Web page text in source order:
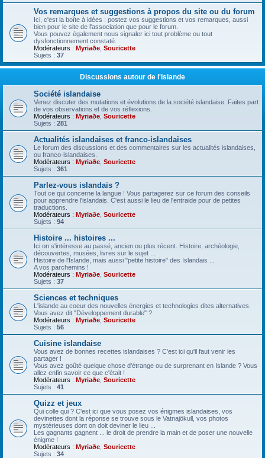
Vos remarques et suggestions à propos du site ou du forum
Ici, c'est la boîte à idées : postez vos suggestions et vos remarques, aussi
bien pour le site de l'association que pour le forum.
Vous pouvez également nous signaler ici tout problème ou tout
dysfonctionnement constaté.
Modérateurs : Myriaðe Souricette
Sujets : 37
Discussions autour de l'Islande
Société islandaise
Venez discuter des mutations et évolutions de la société islandaise. Faites part
de vos observations et de vos réflexions.
Modérateurs : Myriaðe Souricette
Sujets : 281
Actualités islandaises et franco-islandaises
Le forum des discussions et des commentaires sur les actualités islandaises,
ou franco-islandaises.
Modérateurs : Myriaðe Souricette
Sujets : 361
Parlez-vous islandais ?
Tout ce qui concerne la langue ! Vous partagerez sur ce forum des conseils
pour apprendre l'islandais. C'est aussi le lieu de l'entraide pour de petites
traductions.
Modérateurs : Myriaðe Souricette
Sujets : 94
Histoire ... histoires ...
Ici on s'intéresse au passé, ancien ou plus récent. Histoire, archéologie,
découvertes, musées, livres sur le sujet ...
Histoire de l'Islande, mais aussi "petite histoire" des Islandais ...
A vos parchemins !
Modérateurs : Myriaðe Souricette
Sujets : 37
Sciences et techniques
L'islande au coeur des nouvelles énergies et technologies dites alternatives.
Vous avez dit "Développement durable" ?
Modérateurs : Myriaðe Souricette
Sujets : 56
Cuisine islandaise
Vous avez de bonnes recettes islandaises ? C'est ici qu'il faut venir les
partager !
Vous avez goûté quelque chose d'étrange ou de surprenant en Islande ? Vous
allez enfin savoir ce que c'était !
Modérateurs : Myriaðe Souricette
Sujets : 41
Quizz et jeux
Qui colle qui ? C'est ici que vous posez vos énigmes islandaises, vos
devinettes dont la réponse se trouve sous le Vatnajökull, vos photos
mystérieuses dont on doit deviner le lieu ...
Les gagnants gagnent ... le droit de prendre la main et de poser une nouvelle
énigme !
Modérateurs : Myriaðe Souricette
Sujets : 34